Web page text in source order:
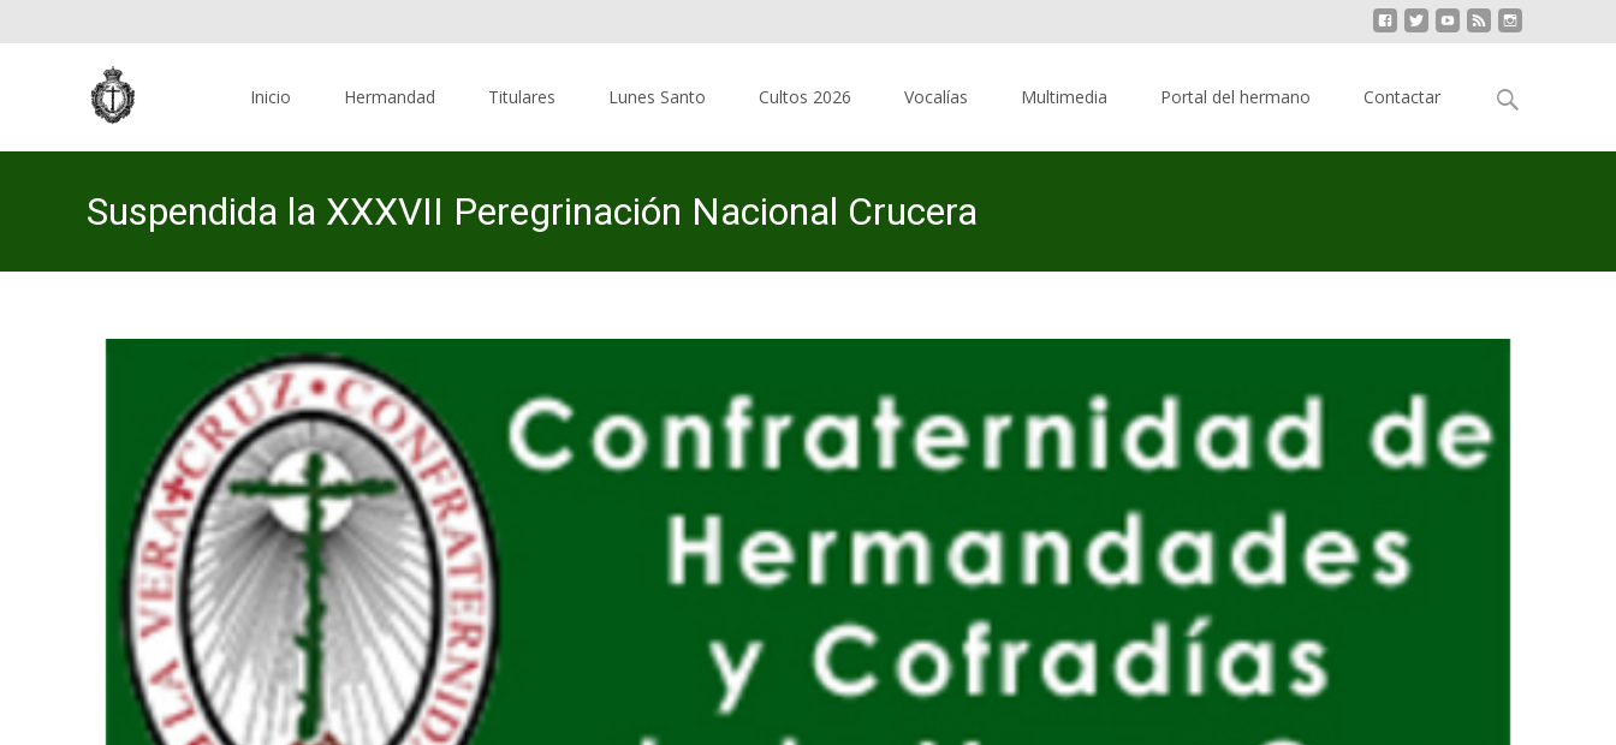
Inicio Hermandad Titulares Lunes Santo Cultos 2026 Vocalías Multimedia Portal del hermano Contactar Buscar:
Suspendida la XXXVII Peregrinación Nacional Crucera